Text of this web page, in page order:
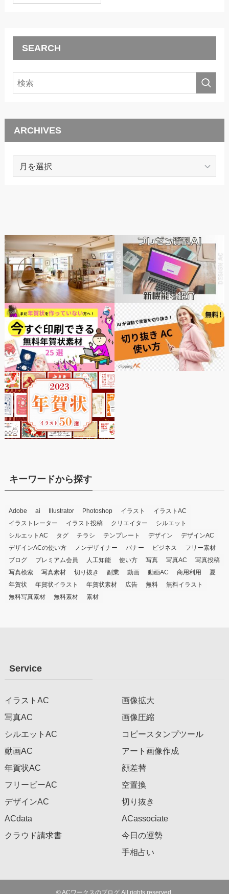
SEARCH
ARCHIVES
ARCHIVES
キーワードから探す
Adobe ai Illustrator Photoshop イラスト
イラストAC
イラストレーター
イラスト投稿 クリエイター
シルエット
シルエットAC
タグ チラシ テンプレート デザイン
デザインAC
デザインACの使い方
ノンデザイナー バナー ビジネス
フリー素材
ブログ
プレミアム会員 人工知能 使い方 写真 写真AC
写真投稿
写真検索
写真素材 切り抜き 副業 動画 動画AC 商用利用
夏
年賀状
年賀状イラスト 年賀状素材 広告 無料
無料イラスト
無料写真素材
無料素材 素材
Service
イラストAC
写真AC
シルエットAC
動画AC
年賀状AC
フリービーAC
デザインAC
ACdata
クラウド請求書
画像拡大
画像圧縮
コピースタンプツール
アート画像作成
顔差替
空置換
切り抜き
ACassociate
今日の運勢
手相占い
©ACワークスのブログ All rights reserved.